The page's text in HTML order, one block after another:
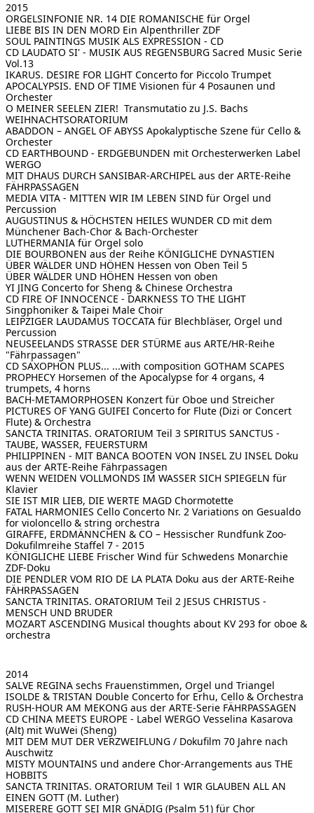
2015
ORGELSINFONIE NR. 14 DIE ROMANISCHE für Orgel
LIEBE BIS IN DEN MORD Ein Alpenthriller ZDF
SOUL PAINTINGS MUSIK ALS EXPRESSION - CD
CD LAUDATO SI' - MUSIK AUS REGENSBURG Sacred Music Serie
Vol.13
IKARUS. DESIRE FOR LIGHT Concerto for Piccolo Trumpet
APOCALYPSIS. END OF TIME Visionen für 4 Posaunen und
Orchester
O MEINER SEELEN ZIER! Transmutatio zu J.S. Bachs
WEIHNACHTSORATORIUM
ABADDON – ANGEL OF ABYSS Apokalyptische Szene für Cello &
Orchester
CD EARTHBOUND - ERDGEBUNDEN mit Orchesterwerken Label
WERGO
MIT DHAUS DURCH SANSIBAR-ARCHIPEL aus der ARTE-Reihe
FÄHRPASSAGEN
MEDIA VITA - MITTEN WIR IM LEBEN SIND für Orgel und
Percussion
AUGUSTINUS & HÖCHSTEN HEILES WUNDER CD mit dem
Münchener Bach-Chor & Bach-Orchester
LUTHERMANIA für Orgel solo
DIE BOURBONEN aus der Reihe KÖNIGLICHE DYNASTIEN
ÜBER WÄLDER UND HÖHEN Hessen von Oben Teil 5
ÜBER WÄLDER UND HÖHEN Hessen von oben
YI JING Concerto for Sheng & Chinese Orchestra
CD FIRE OF INNOCENCE - DARKNESS TO THE LIGHT
Singphoniker & Taipei Male Choir
LEIPZIGER LAUDAMUS TOCCATA für Blechbläser, Orgel und
Percussion
NEUSEELANDS STRASSE DER STÜRME aus ARTE/HR-Reihe
"Fährpassagen"
CD SAXOPHON PLUS... ...with composition GOTHAM SCAPES
PROPHECY Horsemen of the Apocalypse for 4 organs, 4
trumpets, 4 horns
BACH-METAMORPHOSEN Konzert für Oboe und Streicher
PICTURES OF YANG GUIFEI Concerto for Flute (Dizi or Concert
Flute) & Orchestra
SANCTA TRINITAS. ORATORIUM Teil 3 SPIRITUS SANCTUS -
TAUBE, WASSER, FEUERSTURM
PHILIPPINEN - MIT BANCA BOOTEN VON INSEL ZU INSEL Doku
aus der ARTE-Reihe Fährpassagen
WENN WEIDEN VOLLMONDS IM WASSER SICH SPIEGELN für
Klavier
SIE IST MIR LIEB, DIE WERTE MAGD Chormotette
FATAL HARMONIES Cello Concerto Nr. 2 Variations on Gesualdo
for violoncello & string orchestra
GIRAFFE, ERDMÄNNCHEN & CO – Hessischer Rundfunk Zoo-
Dokufilmreihe Staffel 7 - 2015
KÖNIGLICHE LIEBE Frischer Wind für Schwedens Monarchie
ZDF-Doku
DIE PENDLER VOM RIO DE LA PLATA Doku aus der ARTE-Reihe
FÄHRPASSAGEN
SANCTA TRINITAS. ORATORIUM Teil 2 JESUS CHRISTUS -
MENSCH UND BRUDER
MOZART ASCENDING Musical thoughts about KV 293 for oboe &
orchestra
2014
SALVE REGINA sechs Frauenstimmen, Orgel und Triangel
ISOLDE & TRISTAN Double Concerto for Erhu, Cello & Orchestra
RUSH-HOUR AM MEKONG aus der ARTE-Serie FÄHRPASSAGEN
CD CHINA MEETS EUROPE - Label WERGO Vesselina Kasarova
(Alt) mit WuWei (Sheng)
MIT DEM MUT DER VERZWEIFLUNG / Dokufilm 70 Jahre nach
Auschwitz
MISTY MOUNTAINS und andere Chor-Arrangements aus THE
HOBBITS
SANCTA TRINITAS. ORATORIUM Teil 1 WIR GLAUBEN ALL AN
EINEN GOTT (M. Luther)
MISERERE GOTT SEI MIR GNÄDIG (Psalm 51) für Chor